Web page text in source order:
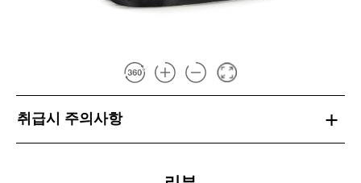
취급시 주의사항